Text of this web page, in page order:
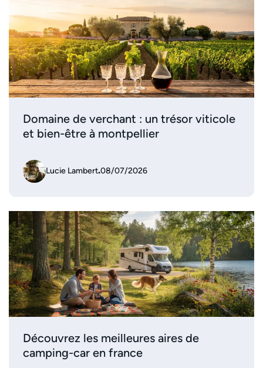
Domaine de verchant : un trésor viticole
et bien-être à montpellier
Lucie Lambert.08/07/2026
Découvrez les meilleures aires de
camping-car en france